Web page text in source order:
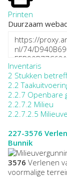
Printen
Duurzaam
Inventaris
2 Stukken
2.2
2.2.7 Openbare
2.2.7.2 Milieu
2.2.7.2.5
227-3576
Bunnik
3576 Verlenen
voormalige